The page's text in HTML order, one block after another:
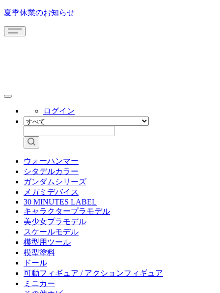
夏季休業のお知らせ
ログイン
ウォーハンマー
シタデルカラー
ガンダムシリーズ
メガミデバイス
30 MINUTES LABEL
キャラクタープラモデル
美少女プラモデル
スケールモデル
模型用ツール
模型塗料
ドール
可動フィギュア / アクションフィギュア
ミニカー